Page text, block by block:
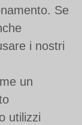
Se
i nostri
un
utilizzi